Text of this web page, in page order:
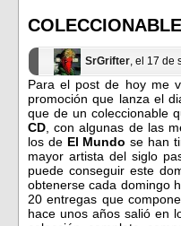
en
una
nueva)
en
una
nueva)
SrGrifter, el 17 de
Para el post de hoy me
promoción que lanza el
que de un coleccionable
CD , con algunas de las
los de El Mundo se han
mayor artista del siglo
puede conseguir este
obtenerse cada domingo
20 entregas que
hace unos años salió en